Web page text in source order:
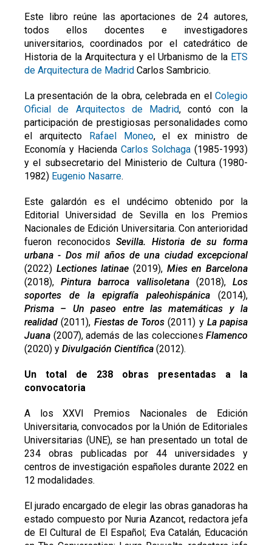
Este libro reúne las aportaciones de 24 autores,
todos ellos docentes e investigadores
universitarios, coordinados por el catedrático de
Historia de la Arquitectura y el Urbanismo de la ETS
de Arquitectura de Madrid Carlos Sambricio.
La presentación de la obra, celebrada en el Colegio
Oficial de Arquitectos de Madrid, contó con la
participación de prestigiosas personalidades como
el arquitecto Rafael Moneo, el ex ministro de
Economía y Hacienda Carlos Solchaga (1985-1993)
y el subsecretario del Ministerio de Cultura (1980-
1982) Eugenio Nasarre.
Este galardón es el undécimo obtenido por la
Editorial Universidad de Sevilla en los Premios
Nacionales de Edición Universitaria. Con anterioridad
fueron reconocidosSevilla. Historia de su forma
urbana - Dos mil años de una ciudad excepcional
(2022) Lectiones latinae (2019), Mies en Barcelona
(2018),Pintura barroca vallisoletana(2018),Los
soportes de la epigrafía paleohispánica (2014),
Prisma – Un paseo entre las matemáticas y la
realidad (2011), Fiestas de Toros (2011) y La papisa
Juana (2007), además de las colecciones Flamenco
(2020) y Divulgación Científica (2012).
Un total de 238 obras presentadas a la
convocatoria
A los XXVI Premios Nacionales de Edición
Universitaria, convocados por la Unión de Editoriales
Universitarias (UNE), se han presentado un total de
234 obras publicadas por 44 universidades y
centros de investigación españoles durante 2022 en
12 modalidades.
El jurado encargado de elegir las obras ganadoras ha
estado compuesto por Nuria Azancot, redactora jefa
de El Cultural de El Español; Eva Catalán, Educación